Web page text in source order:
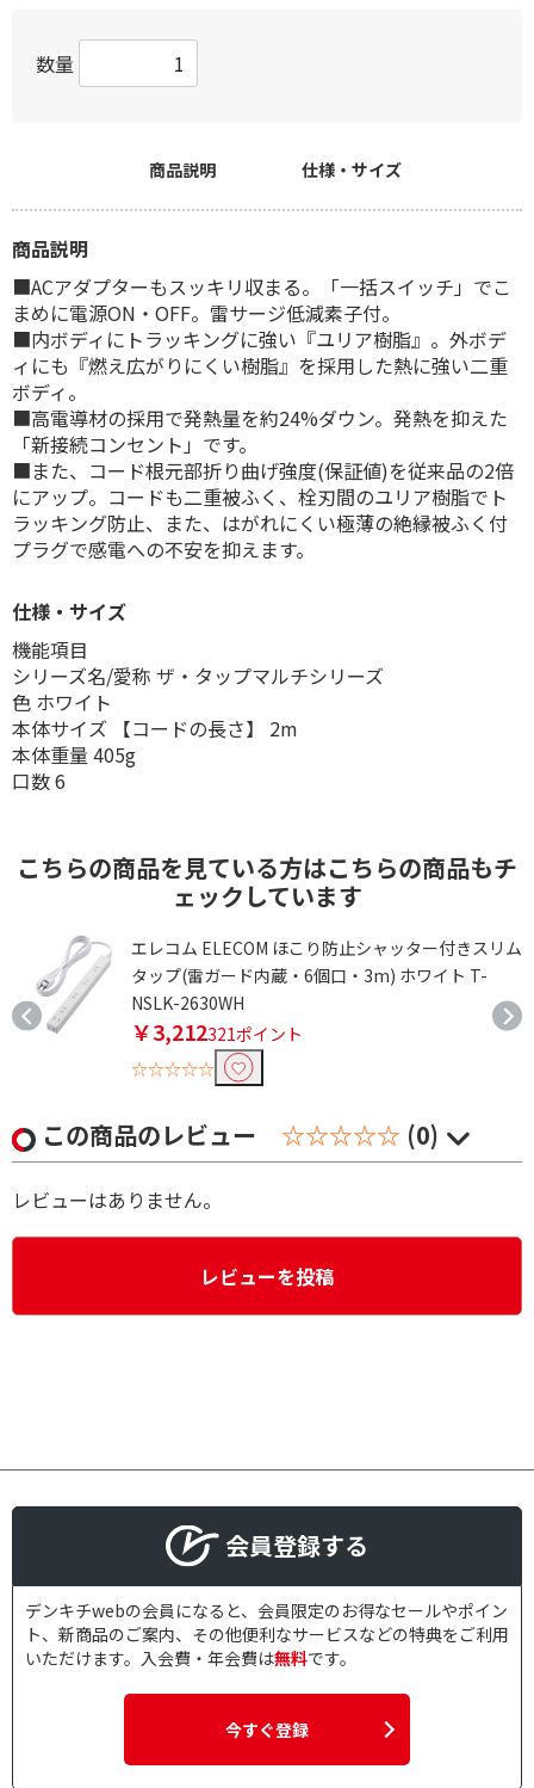
数量
商品説明 仕様・サイズ
商品説明
■ACアダプターもスッキリ収まる。「一括スイッチ」でこ
まめに電源ON・OFF。雷サージ低減素子付。
■内ボディにトラッキングに強い『ユリア樹脂』。外ボデ
ィにも『燃え広がりにくい樹脂』を採用した熱に強い二重
ボディ。
■高電導材の採用で発熱量を約24%ダウン。発熱を抑えた
「新接続コンセント」です。
■また、コード根元部折り曲げ強度(保証値)を従来品の2倍
にアップ。コードも二重被ふく、栓刃間のユリア樹脂でト
ラッキング防止、また、はがれにくい極薄の絶縁被ふく付
プラグで感電への不安を抑えます。
仕様・サイズ
機能項目
シリーズ名/愛称 ザ・タップマルチシリーズ
色 ホワイト
本体サイズ 【コードの長さ】 2m
本体重量 405g
口数 6
こちらの商品を見ている方はこちらの商品もチ
ェックしています
エレコム ELECOM ほこり防止シャッター付きスリム
タップ(雷ガード内蔵・6個口・3m) ホワイト T-
NSLK-2630WH
￥3,212321ポイント
☆☆☆☆☆
この商品のレビュー ☆☆☆☆☆ (0)
レビューはありません。
レビューを投稿
会員登録する
デンキチwebの会員になると、会員限定のお得なセールやポイン
ト、新商品のご案内、その他便利なサービスなどの特典をご利用
いただけます。入会費・年会費は無料です。
今すぐ登録